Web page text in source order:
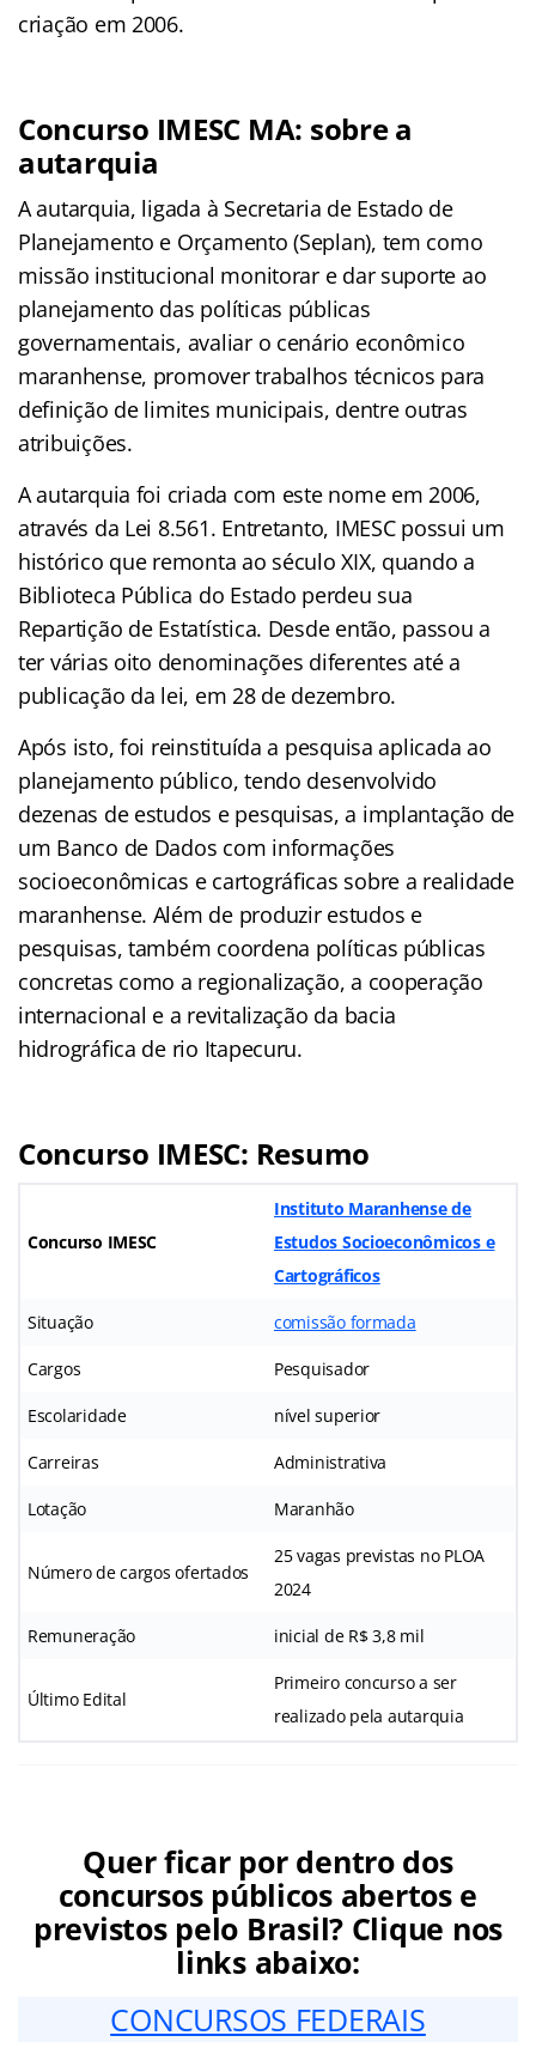
criação em 2006.
Concurso IMESC MA: sobre a
autarquia
A autarquia, ligada à Secretaria de Estado de
Planejamento e Orçamento (Seplan), tem como
missão institucional monitorar e dar suporte ao
planejamento das políticas públicas
governamentais, avaliar o cenário econômico
maranhense, promover trabalhos técnicos para
definição de limites municipais, dentre outras
atribuições.
A autarquia foi criada com este nome em 2006,
através da Lei 8.561. Entretanto, IMESC possui um
histórico que remonta ao século XIX, quando a
Biblioteca Pública do Estado perdeu sua
Repartição de Estatística. Desde então, passou a
ter várias oito denominações diferentes até a
publicação da lei, em 28 de dezembro.
Após isto, foi reinstituída a pesquisa aplicada ao
planejamento público, tendo desenvolvido
dezenas de estudos e pesquisas, a implantação de
um Banco de Dados com informações
socioeconômicas e cartográficas sobre a realidade
maranhense. Além de produzir estudos e
pesquisas, também coordena políticas públicas
concretas como a regionalização, a cooperação
internacional e a revitalização da bacia
hidrográfica de rio Itapecuru.
Concurso IMESC: Resumo
Concurso IMESC
Instituto Maranhense de
Estudos Socioeconômicos e
Cartográficos
Situação comissão formada
Cargos Pesquisador
Escolaridade nível superior
Carreiras Administrativa
Lotação Maranhão
Número de cargos ofertados
25 vagas previstas no PLOA
2024
Remuneração inicial de R$ 3,8 mil
Último Edital
Primeiro concurso a ser
realizado pela autarquia
Quer ficar por dentro dos
concursos públicos abertos e
previstos pelo Brasil? Clique nos
links abaixo:
CONCURSOS FEDERAIS